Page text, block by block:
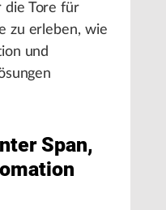
die Tore für
zu erleben, wie
und
Span,